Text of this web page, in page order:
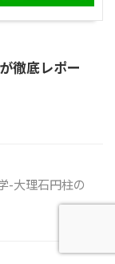
徹底レポー
-大理石円柱の